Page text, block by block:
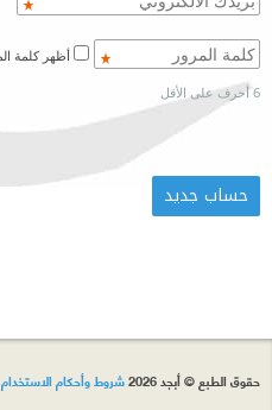
6 أحرف على الأقل
حقوق الطبع © أبجد 2026 شروط وأحكام الاستخدام